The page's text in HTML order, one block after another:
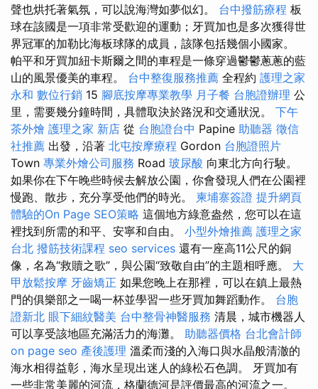
聲也烘托著氣氛，可以說海灣如夢似幻。 台中撥筋療程 板
球在該國是一項非常受歡迎的運動；牙買加也是多次獲得世
界冠軍的加勒比海板球隊的成員，該隊包括幾個小國家。
帕平和牙買加紐卡斯爾之間的車程是一條穿過鬱鬱蔥蔥的藍
山的風景優美的車程。 台中整復服務推薦 全程約 護理之家
永和 數位行銷 15 腳底按摩專業教學 月子餐 台胞證辦理 公
里，需要幾分鐘時間，具體取決於路況和交通狀況。 下午
茶外燴 護理之家 新店 從 台胞證台中 Papine 助聽器 徵信
社推薦 出發，沿著 北屯按摩療程 Gordon 台胞證照片
Town 專業外燴公司服務 Road 玻尿酸 向東北方向行駛。
如果你在下午晚些時候去解放公園，你會發現人們在公園裡
慢跑、散步，充分享受他們的時光。 柬埔寨簽證 提升網頁
體驗的On Page SEO策略 這個地方綠意盎然，您可以在這
裡找到所需的和平、安寧和自由。 小型外燴推薦 護理之家
台北 撥筋技術課程 seo services 還有一座高11公尺的銅
像，名為“救贖之歌”，與公園“致敬自由”的主題相呼應。 大
甲放鬆按摩 牙齒矯正 如果您晚上在那裡，可以在鎮上最熱
門的俱樂部之一喝一杯並學習一些牙買加舞蹈動作。 台胞
證新北 眼下細紋醫美 台中整骨神醫服務 清晨，城市機器人
可以享受該地區充滿活力的海灘。 助聽器價格 台北會計師
on page seo 產後護理 溫柔而淺的入海口與水晶般清澈的
海水相得益彰，海水呈現出迷人的綠松石色調。 牙買加有
一些非常美麗的河流，格蘭德河是評價最高的河流之一。